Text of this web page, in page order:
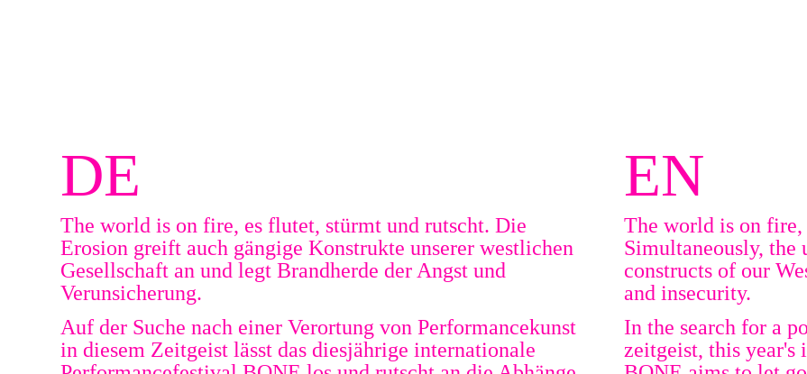
DE
The world is on fire, es flutet, stürmt und rutscht. Die
Erosion greift auch gängige Konstrukte unserer westlichen
Gesellschaft an und legt Brandherde der Angst und
Verunsicherung.
Auf der Suche nach einer Verortung von Performancekunst
in diesem Zeitgeist lässt das diesjährige internationale
EN
The world is on
Simultaneously, the
constructs of our
and insecurity.
In the search for a
zeitgeist, this year's